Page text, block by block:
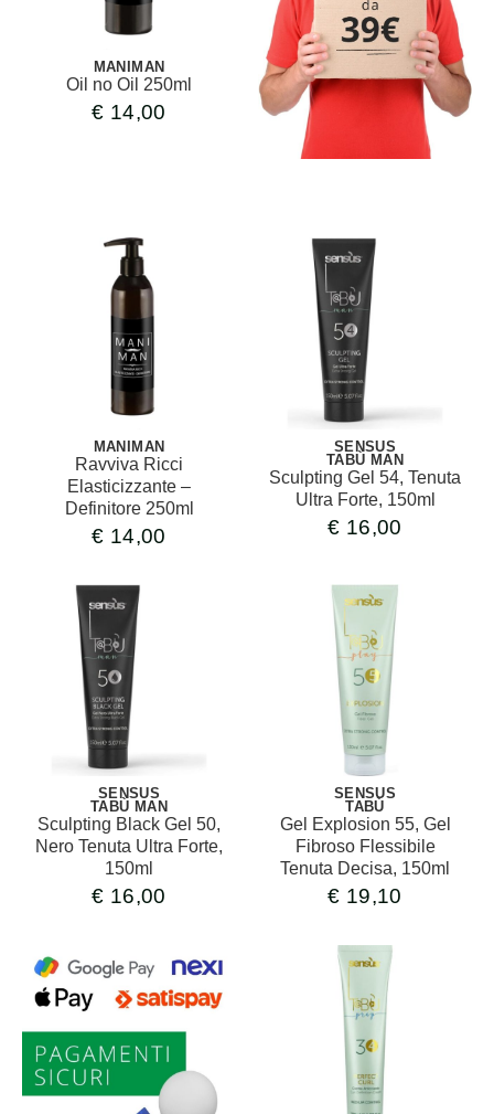
MANIMAN
Oil no Oil 250ml
€ 14,00
MANIMAN
Ravviva Ricci
Elasticizzante –
Definitore 250ml
€ 14,00
SENSUS
TABÙ MAN
Sculpting Gel 54, Tenuta
Ultra Forte, 150ml
€ 16,00
SENSUS
TABÙ MAN
Sculpting Black Gel 50,
Nero Tenuta Ultra Forte,
150ml
€ 16,00
SENSUS
TABÙ
Gel Explosion 55, Gel
Fibroso Flessibile
Tenuta Decisa, 150ml
€ 19,10